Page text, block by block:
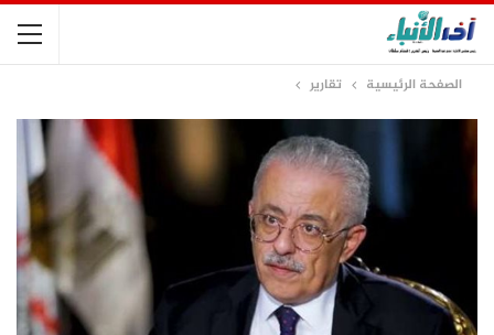
الصفحة الرئيسية تقارير